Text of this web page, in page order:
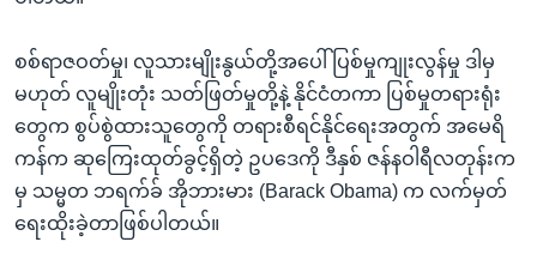
စစ်ရာဇဝတ်မှု၊ လူသားမျိုးနွယ်တို့အပေါ် ပြစ်မှုကျုးလွန်မှု ဒါမှ
မဟုတ် လူမျိုးတုံး သတ်ဖြတ်မှုတို့နဲ့ နိုင်ငံတကာ ပြစ်မှုတရားရုံး
တွေက စွပ်စွဲထားသူတွေကို တရားစီရင်နိုင်ရေးအတွက် အမေရိ
ကန်က ဆုကြေးထုတ်ခွင့်ရှိတဲ့ ဥပဒေကို ဒီနှစ် ဇန်နဝါရီလတုန်းက
မှ သမ္မတ ဘရက်ခ် အိုဘားမား (Barack Obama) က လက်မှတ်
ရေးထိုးခဲ့တာဖြစ်ပါတယ်။